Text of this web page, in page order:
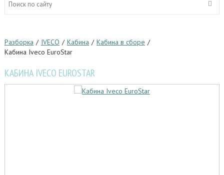
Разборка / IVECO / Кабина / Кабина в сборе /
Кабина Iveco EuroStar
КАБИНА IVECO EUROSTAR